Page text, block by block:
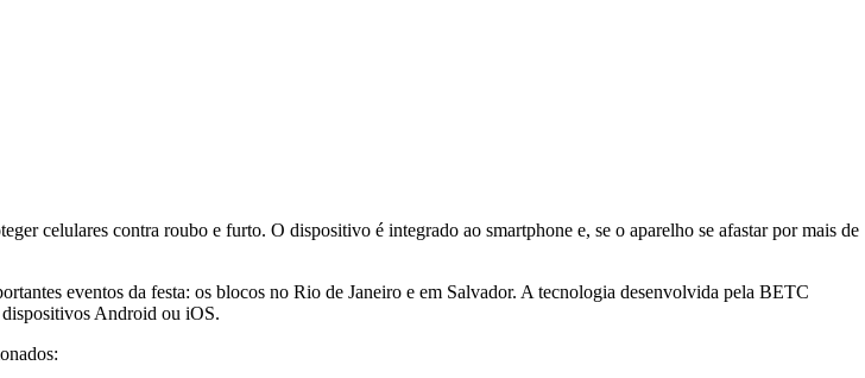
celulares contra roubo e furto. O dispositivo é integrado ao smartphone e, se o aparelho se afastar por mais de
eventos da festa: os blocos no Rio de Janeiro e em Salvador. A tecnologia desenvolvida pela BETC
Android ou iOS.